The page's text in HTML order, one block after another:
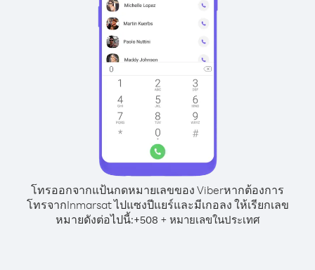
โทรออกจากแป้นกดหมายเลขของ Viberหากต้องการ
โทรจากInmarsat ไปแซงปีแยร์และมีเกอลง ให้เรียกเลข
หมายดังต่อไปนี้:+508 + หมายเลขในประเทศ